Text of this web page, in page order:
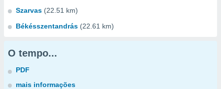
Szarvas (22.51 km)
Békésszentandrás (22.61 km)
O tempo...
PDF
mais informações